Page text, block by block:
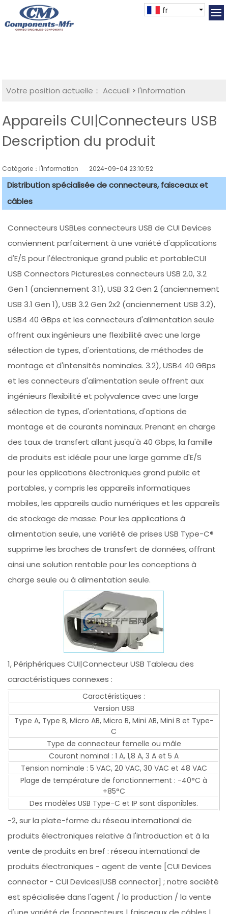
fr
Votre position actuelle： Accueil >l'information
Appareils CUI|Connecteurs USB
Description du produit
Catégorie：l'information 2024-09-04 23:10:52
Distribution spécialisée de connecteurs, faisceaux et
câbles
Connecteurs USBLes connecteurs USB de CUI Devices
conviennent parfaitement à une variété d'applications
d'E/S pour l'électronique grand public et portableCUI
USB Connectors PicturesLes connecteurs USB 2.0, 3.2
Gen 1 (anciennement 3.1), USB 3.2 Gen 2 (anciennement
USB 3.1 Gen 1), USB 3.2 Gen 2x2 (anciennement USB 3.2),
USB4 40 GBps et les connecteurs d'alimentation seule
offrent aux ingénieurs une flexibilité avec une large
sélection de types, d'orientations, de méthodes de
montage et d'intensités nominales. 3.2), USB4 40 GBps
et les connecteurs d'alimentation seule offrent aux
ingénieurs flexibilité et polyvalence avec une large
sélection de types, d'orientations, d'options de
montage et de courants nominaux. Prenant en charge
des taux de transfert allant jusqu'à 40 Gbps, la famille
de produits est idéale pour une large gamme d'E/S
pour les applications électroniques grand public et
portables, y compris les appareils informatiques
mobiles, les appareils audio numériques et les appareils
de stockage de masse. Pour les applications à
alimentation seule, une variété de prises USB Type-C®
supprime les broches de transfert de données, offrant
ainsi une solution rentable pour les conceptions à
charge seule ou à alimentation seule.
1, Périphériques CUI|Connecteur USB Tableau des
caractéristiques connexes :
Caractéristiques :
Version USB
Type A, Type B, Micro AB, Micro B, Mini AB, Mini B et Type-
C
Type de connecteur femelle ou mâle
Courant nominal : 1 A, 1,8 A, 3 A et 5 A
Tension nominale : 5 VAC, 20 VAC, 30 VAC et 48 VAC
Plage de température de fonctionnement : -40°C à
+85°C
Des modèles USB Type-C et IP sont disponibles.
-2, sur la plate-forme du réseau international de
produits électroniques relative à l'introduction et à la
vente de produits en bref : réseau international de
produits électroniques - agent de vente [CUI Devices
connector - CUI Devices|USB connector] ; notre société
est spécialisée dans l'agent / la production / la vente